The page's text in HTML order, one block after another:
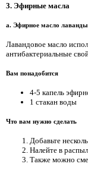
3. Эфирные масла
a. Эфирное масло лаванды
Лавандовое масло
антибактериальные
Вам понадобится
4-5 капель
1 стакан воды
Что вам нужно сделать
Добавьте
Налейте в
Также можно